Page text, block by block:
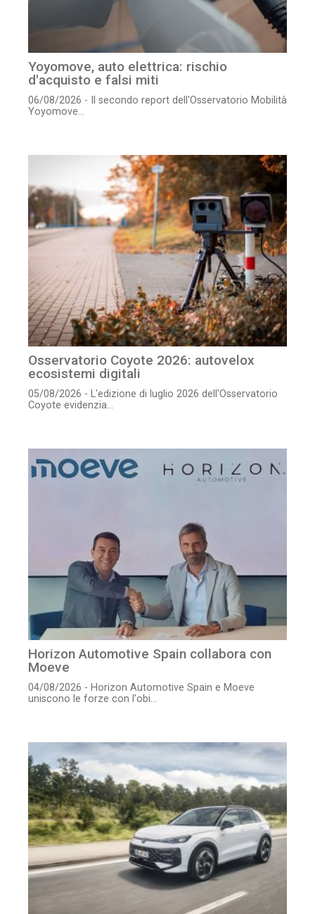
Yoyomove, auto elettrica: rischio
d'acquisto e falsi miti
06/08/2026 - Il secondo report dell'Osservatorio Mobilità
Yoyomove...
Osservatorio Coyote 2026: autovelox
ecosistemi digitali
05/08/2026 - L'edizione di luglio 2026 dell'Osservatorio
Coyote evidenzia...
Horizon Automotive Spain collabora con
Moeve
04/08/2026 - Horizon Automotive Spain e Moeve
uniscono le forze con l'obi...